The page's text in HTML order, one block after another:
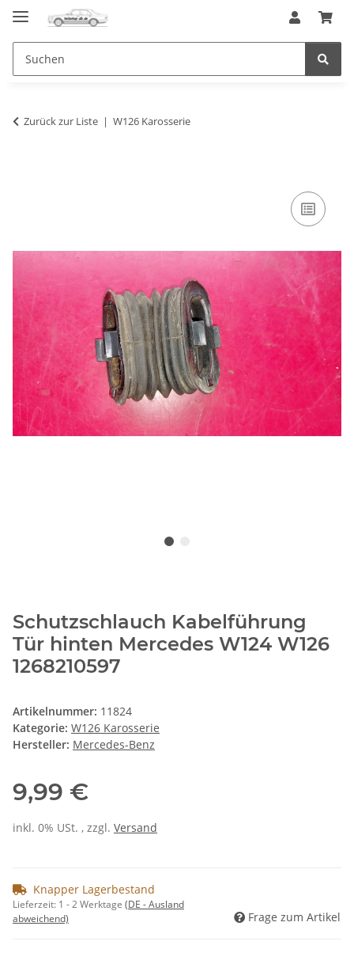
Zurück zur Liste W126 Karosserie
Schutzschlauch Kabelführung
Tür hinten Mercedes W124 W126
1268210597
Artikelnummer: 11824
Kategorie: W126 Karosserie
Hersteller: Mercedes-Benz
9,99 €
inkl. 0% USt. , zzgl. Versand
Knapper Lagerbestand
Lieferzeit: 1 - 2 Werktage (DE - Ausland
abweichend)
Frage zum Artikel